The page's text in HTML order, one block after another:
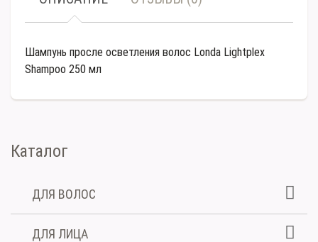
Шампунь просле осветления волос Londa Lightplex
Shampoo 250 мл
Каталог
ДЛЯ ВОЛОС
ДЛЯ ЛИЦА